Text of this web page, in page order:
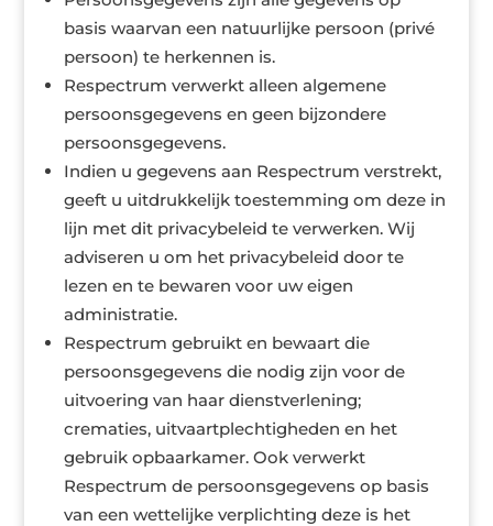
basis waarvan een natuurlijke persoon (privé
persoon) te herkennen is.
Respectrum verwerkt alleen algemene
persoonsgegevens en geen bijzondere
persoonsgegevens.
Indien u gegevens aan Respectrum verstrekt,
geeft u uitdrukkelijk toestemming om deze in
lijn met dit privacybeleid te verwerken. Wij
adviseren u om het privacybeleid door te
lezen en te bewaren voor uw eigen
administratie.
Respectrum gebruikt en bewaart die
persoonsgegevens die nodig zijn voor de
uitvoering van haar dienstverlening;
crematies, uitvaartplechtigheden en het
gebruik opbaarkamer. Ook verwerkt
Respectrum de persoonsgegevens op basis
van een wettelijke verplichting deze is het